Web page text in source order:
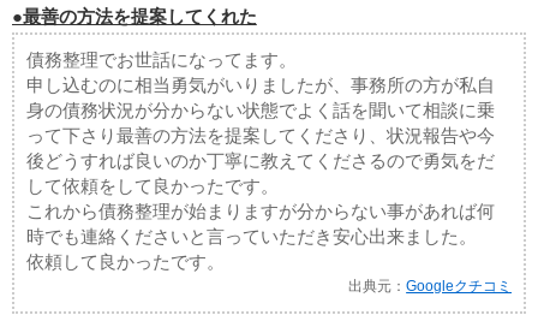
●最善の方法を提案してくれた
債務整理でお世話になってます。
申し込むのに相当勇気がいりましたが、事務所の方が私自
身の債務状況が分からない状態でよく話を聞いて相談に乗
って下さり最善の方法を提案してくださり、状況報告や今
後どうすれば良いのか丁寧に教えてくださるので勇気をだ
して依頼をして良かったです。
これから債務整理が始まりますが分からない事があれば何
時でも連絡くださいと言っていただき安心出来ました。
依頼して良かったです。
出典元：Googleクチコミ